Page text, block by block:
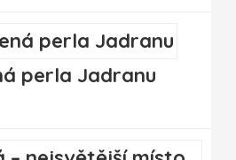
perla Jadranu